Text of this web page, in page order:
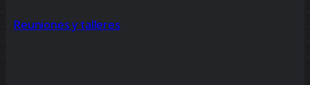
Reuniones y talleres